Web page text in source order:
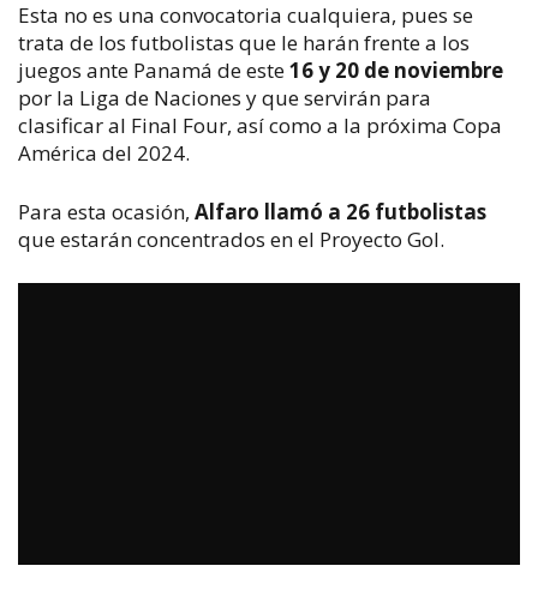
Esta no es una convocatoria cualquiera, pues se
trata de los futbolistas que le harán frente a los
juegos ante Panamá de este16 y 20 de noviembre
por la Liga de Naciones y que servirán para
clasificar al Final Four, así como a la próxima Copa
América del 2024.
Para esta ocasión, Alfaro llamó a 26 futbolistas
que estarán concentrados en el Proyecto Gol.